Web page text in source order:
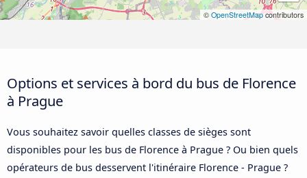
© OpenStreetMapcontributors
Options et services à bord du bus de Florence
à Prague
Vous souhaitez savoir quelles classes de sièges sont
disponibles pour les bus de Florence à Prague ? Ou bien quels
opérateurs de bus desservent l'itinéraire Florence - Prague ?